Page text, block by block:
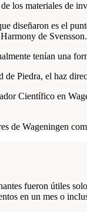
los materiales de
diseñaron es el
de Svensson.
tenían una
de Piedra, el haz
Científico en
de Wageningen
fueron útiles
en un mes o